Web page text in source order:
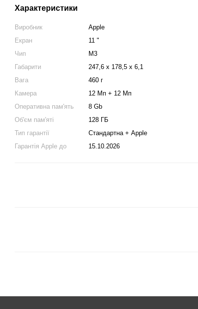
Характеристики
Виробник
Apple
Екран
11 "
Чип
М3
Габарити
247,6 x 178,5 x 6,1
Вага
460 г
Камера
12 Мп + 12 Мп
Оперативна пам'ять
8 Gb
Об'єм пам'яті
128 ГБ
Тип гарантії
Стандартна + Apple
Гарантія Apple до
15.10.2026